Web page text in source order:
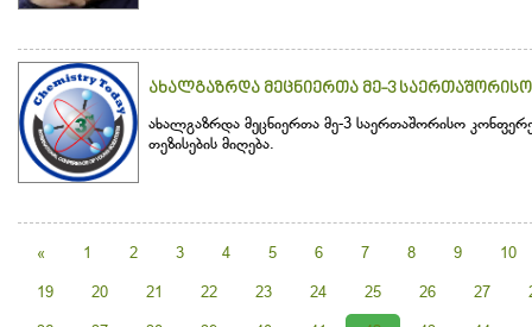
ახალგაზრდა მეცნიერთა მე-3 საერთაშორისო
ახალგაზრდა მეცნიერთა მე-3 საერთაშორისო
თეზისების მიღება.
« 1 2 3 4 5 6 7 8 9 10
19 20 21 22 23 24 25 26 27